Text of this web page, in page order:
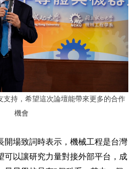
支持，希望這次論壇能帶來更多的合作
機會
開場致詞時表示，機械工程是台灣
可以讓研究力量對接外部平台，成